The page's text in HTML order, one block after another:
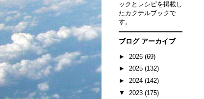
ックとレシピを掲載し
たカクテルブックで
す。
ブログ アーカイブ
► 2026 (69)
► 2025 (132)
► 2024 (142)
▼ 2023 (175)